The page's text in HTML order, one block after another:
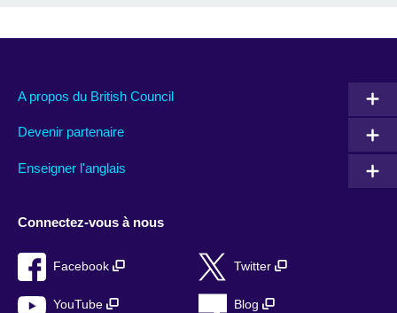
A propos du British Council
Devenir partenaire
Enseigner l'anglais
Connectez-vous à nous
Facebook Twitter
YouTube Blog